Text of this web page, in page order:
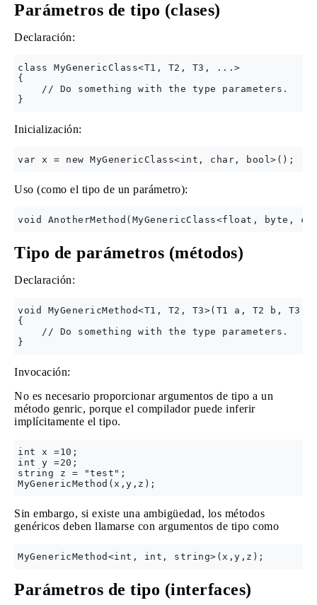
Parámetros de tipo (clases)
Declaración:
class MyGenericClass<T1, T2, T3, ...>
{
    // Do something with the type parameters.
Inicialización:
Uso (como el tipo de un parámetro):
Tipo de parámetros (métodos)
Declaración:
void MyGenericMethod<T1, T2, T3>(T1 a, T2 b, T3
{
    // Do something with the type parameters.
Invocación:
No es necesario proporcionar argumentos de tipo a un
método genric, porque el compilador puede inferir
implícitamente el tipo.
int x =10;
int y =20;
string z = "test";
Sin embargo, si existe una ambigüedad, los métodos
genéricos deben llamarse con argumentos de tipo como
Parámetros de tipo (interfaces)